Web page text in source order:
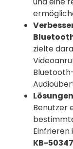
zielte
Benutzer
Einfrieren
KB-